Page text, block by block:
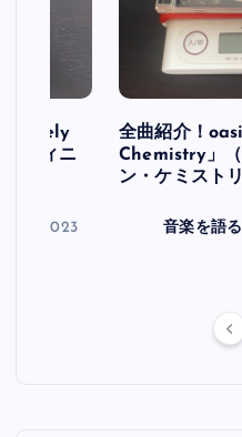
フィニ
30, 2023
全曲紹介！
Chemistry」
ン・ケミストリ
音楽を語